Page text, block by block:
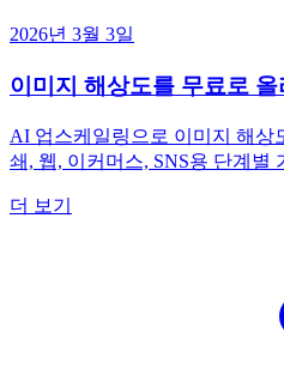
2026년 3월 3일
이미지 해상도를 무료로 올
AI 업스케일링으로 이미지 해상
쇄, 웹, 이커머스, SNS용 단계별
더 보기